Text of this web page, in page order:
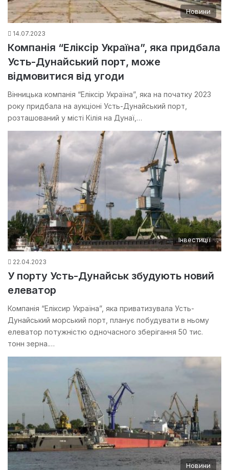
Новини
14.07.2023
Компанія “Еліксір Україна”, яка придбала
Усть-Дунайський порт, може
відмовитися від угоди
Вінницька компанія “Еліксір Україна”, яка на початку 2023
року придбала на аукціоні Усть-Дунайський порт,
розташований у місті Кілія на Дунаї,…
Інвестиції
22.04.2023
У порту Усть-Дунайськ збудують новий
елеватор
Компанія “Еліксир Україна”, яка приватизувала Усть-
Дунайський морський порт, планує побудувати в ньому
елеватор потужністю одночасного зберігання 50 тис.
тонн зерна.…
Новини